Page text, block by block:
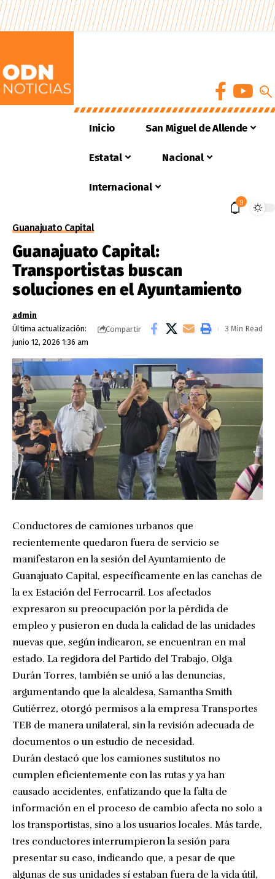
Inicio San Miguel de Allende
Estatal Nacional
Internacional
9
Guanajuato Capital
Guanajuato Capital:
Transportistas buscan
soluciones en el Ayuntamiento
Última actualización:
junio 12, 2026 1:36 am
admin
Compartir
3 Min Read
Conductores de camiones urbanos que
recientemente quedaron fuera de servicio se
manifestaron en la sesión del Ayuntamiento de
Guanajuato Capital, específicamente en las canchas de
la ex Estación del Ferrocarril. Los afectados
expresaron su preocupación por la pérdida de
empleo y pusieron en duda la calidad de las unidades
nuevas que, según indicaron, se encuentran en mal
estado. La regidora del Partido del Trabajo, Olga
Durán Torres, también se unió a las denuncias,
argumentando que la alcaldesa, Samantha Smith
Gutiérrez, otorgó permisos a la empresa Transportes
TEB de manera unilateral, sin la revisión adecuada de
documentos o un estudio de necesidad.
Durán destacó que los camiones sustitutos no
cumplen eficientemente con las rutas y ya han
causado accidentes, enfatizando que la falta de
información en el proceso de cambio afecta no solo a
los transportistas, sino a los usuarios locales. Más tarde,
tres conductores interrumpieron la sesión para
presentar su caso, indicando que, a pesar de que
algunas de sus unidades sí estaban fuera de la vida útil,